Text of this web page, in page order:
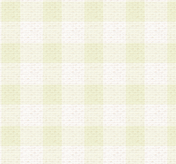
数のログインＩＤおよびパスワード
す。
ンIDおよびパスワードの管理
員登録後、本サイト内にて本サービ
、前条に基づき当社から付与された
用するものとします。
当社が付与したログインIDおよびパ
ては、全て会員本人がその責任を負